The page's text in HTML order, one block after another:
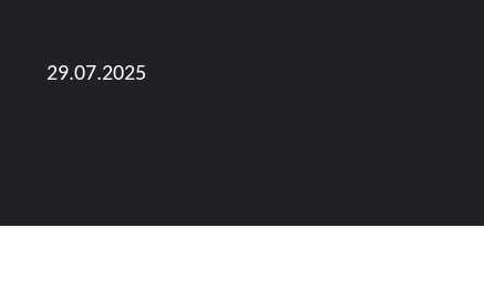
29.07.2025